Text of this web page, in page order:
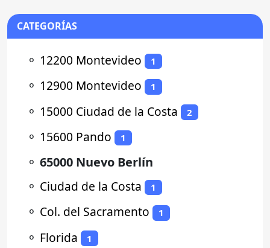
CATEGORÍAS
⚬ 12200 Montevideo 1
⚬ 12900 Montevideo 1
⚬ 15000 Ciudad de la Costa 2
⚬ 15600 Pando 1
⚬ 65000 Nuevo Berlín
⚬ Ciudad de la Costa 1
⚬ Col. del Sacramento 1
⚬ Florida 1